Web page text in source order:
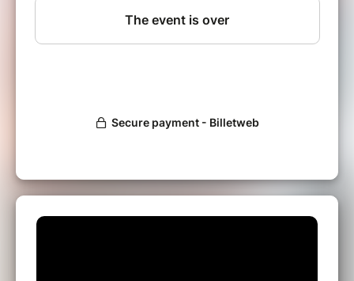
faisant la part belle à l'improvisation libre.
national de musique « Moulay Rachid » de
Rabat, a collaboré avec de grands artistes au
Espagne, en Suisse, en Allemagne, en Belgique
et à Dubaï. Installé aujourd'hui en Italie, il se
Orchestra, dirigé par Jamal Ouassini, et le